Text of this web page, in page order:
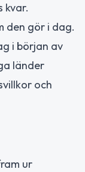
kvar.
den gör i dag.
i början av
länder
och
ur